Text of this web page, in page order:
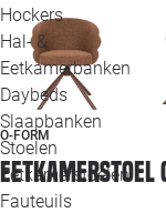
Hockers
Hal- &
Eetkamerbanken
Daybeds
Slaapbanken
Stoelen
Eetkamerstoelen
Fauteuils
O-FORM
Eetkamerstoel